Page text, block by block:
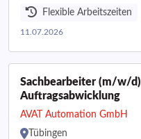
Flexible Arbeitszeiten
11.07.2026
Sachbearbeiter (m/w/d)
Auftragsabwicklung
AVAT Automation GmbH
Tübingen